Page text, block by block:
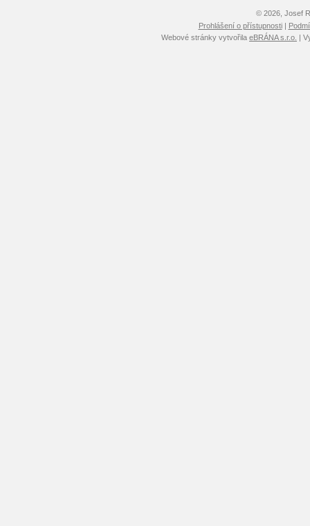
© 2026, Josef
Prohlášení o přístupnosti|
Webové stránky vytvořila eBRÁNA s.r.o. |